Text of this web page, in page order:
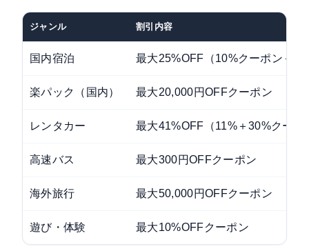
ジャンル 割引内容
国内宿泊 最大25%OFF（10%クーポン＋
楽パック（国内） 最大20,000円OFFクーポン
レンタカー 最大41%OFF（11%＋30%クーポ
高速バス 最大300円OFFクーポン
海外旅行 最大50,000円OFFクーポン
遊び・体験 最大10%OFFクーポン